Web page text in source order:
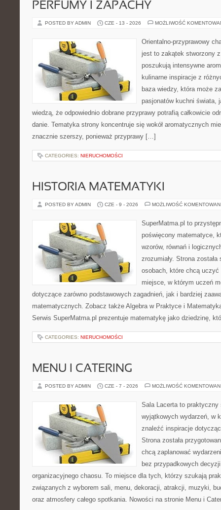
PERFUMY I ZAPACHY
POSTED BY ADMIN CZE - 13 - 2026 MOŻLIWOŚĆ
Orientalno-przyprawowy
jest to zakątek stworzony
poszukują intensywne
kulinarne inspiracje z
baza wiedzy, która może
pasjonatów kuchni świata,
wiedzą, że odpowiednio dobrane przyprawy potrafią całkowicie
danie. Tematyka strony koncentruje się wokół aromatycznych
znacznie szerszy, ponieważ przyprawy […]
CATEGORIES: NIERUCHOMOŚCI
HISTORIA MATEMATYKI
POSTED BY ADMIN CZE - 9 - 2026 MOŻLIWOŚĆ
SuperMatma.pl to
poświęcony matematyce,
wzorów, równań i
zrozumiały. Strona
osobach, które chcą
miejsce, w którym uczeń
dotyczące zarówno podstawowych zagadnień, jak i bardziej
matematycznych. Zobacz także Algebra w Praktyce i
Serwis SuperMatma.pl prezentuje matematykę jako dziedzinę,
CATEGORIES: NIERUCHOMOŚCI
MENU I CATERING
POSTED BY ADMIN CZE - 7 - 2026 MOŻLIWOŚĆ
Sala Lacerta to praktyczny
wyjątkowych wydarzeń, w
znaleźć inspiracje
Strona została
chcą zaplanować
bez przypadkowych
organizacyjnego chaosu. To miejsce dla tych, którzy szukają
związanych z wyborem sali, menu, dekoracji, atrakcji, muzyki,
oraz atmosfery całego spotkania. Nowości na stronie Menu i